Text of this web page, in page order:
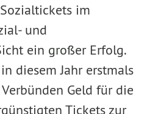
im
und
ein großer Erfolg.
diesem Jahr erstmals
Geld für die
Tickets zur